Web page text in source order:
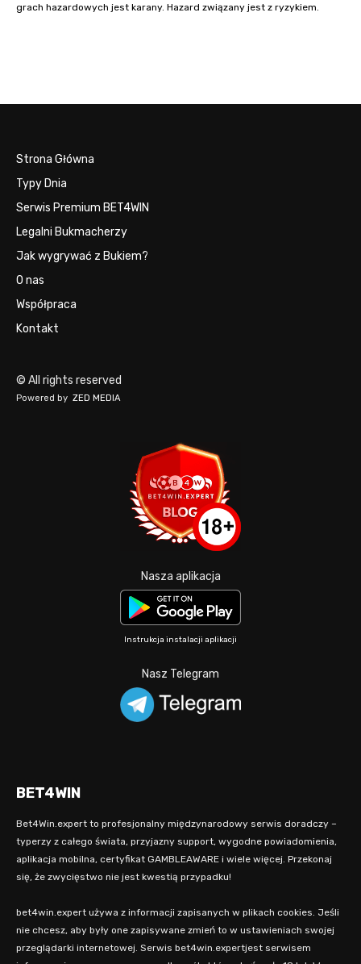
grach hazardowych jest karany. Hazard związany jest z ryzykiem.
Strona Główna
Typy Dnia
Serwis Premium BET4WIN
Legalni Bukmacherzy
Jak wygrywać z Bukiem?
O nas
Współpraca
Kontakt
© All rights reserved
Powered by ZED MEDIA
Nasza aplikacja
Instrukcja instalacji aplikacji
Nasz Telegram
BET4WIN
Bet4Win.expert to profesjonalny międzynarodowy serwis doradczy –
typerzy z całego świata, przyjazny support, wygodne powiadomienia,
aplikacja mobilna, certyfikat GAMBLEAWARE i wiele więcej. Przekonaj
się, że zwycięstwo nie jest kwestią przypadku!
bet4win.expert używa z informacji zapisanych w plikach cookies. Jeśli
nie chcesz, aby były one zapisywane zmień to w ustawieniach swojej
przeglądarki internetowej. Serwis bet4win.expertjest serwisem